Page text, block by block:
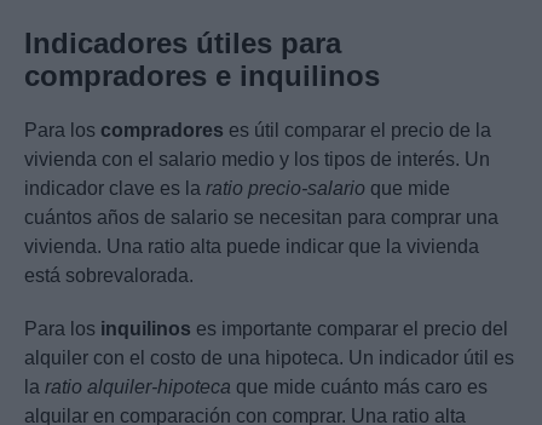
Indicadores útiles para
compradores e inquilinos
Para los compradores es útil comparar el precio de la
vivienda con el salario medio y los tipos de interés. Un
indicador clave es la ratio precio-salario que mide
cuántos años de salario se necesitan para comprar una
vivienda. Una ratio alta puede indicar que la vivienda
está sobrevalorada.
Para los inquilinos es importante comparar el precio del
alquiler con el costo de una hipoteca. Un indicador útil es
la ratio alquiler-hipoteca que mide cuánto más caro es
alquilar en comparación con comprar. Una ratio alta